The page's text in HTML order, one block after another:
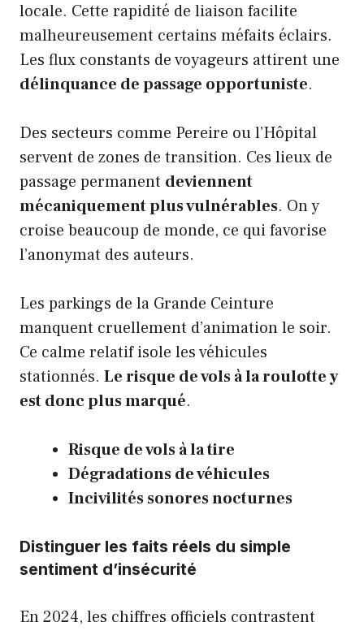
locale. Cette rapidité de liaison facilite
malheureusement certains méfaits éclairs.
Les flux constants de voyageurs attirent une
délinquance de passage opportuniste.
Des secteurs comme Pereire ou l’Hôpital
servent de zones de transition. Ces lieux de
passage permanent deviennent
mécaniquement plus vulnérables. On y
croise beaucoup de monde, ce qui favorise
l’anonymat des auteurs.
Les parkings de la Grande Ceinture
manquent cruellement d’animation le soir.
Ce calme relatif isole les véhicules
stationnés. Le risque de vols à la roulotte y
est donc plus marqué.
Risque de vols à la tire
Dégradations de véhicules
Incivilités sonores nocturnes
Distinguer les faits réels du simple
sentiment d’insécurité
En 2024, les chiffres officiels contrastent